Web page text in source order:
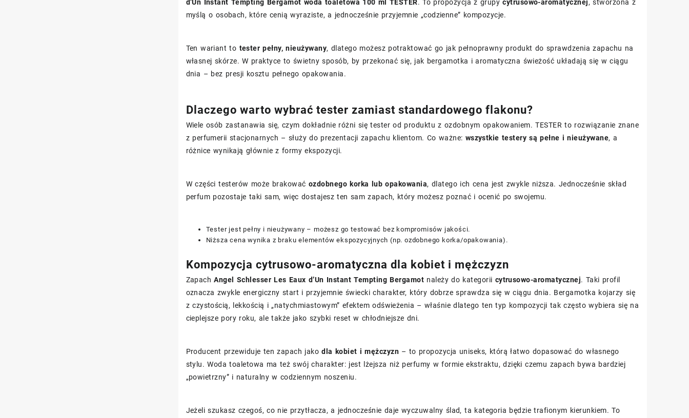
d’Un Instant Tempting Bergamot woda toaletowa 100 ml TESTER. To propozycja z grupycytrusowo-aromatycznej, stworzona z
myślą o osobach, które cenią wyraziste, a jednocześnie przyjemnie „codzienne” kompozycje.
Ten wariant to tester pełny, nieużywany, dlatego możesz potraktować go jak pełnoprawny produkt do sprawdzenia zapachu na
własnej skórze. W praktyce to świetny sposób, by przekonać się, jak bergamotka i aromatyczna świeżość układają się w ciągu
dnia – bez presji kosztu pełnego opakowania.
Dlaczego warto wybrać tester zamiast standardowego flakonu?
Wiele osób zastanawia się, czym dokładnie różni się tester od produktu z ozdobnym opakowaniem. TESTER to rozwiązanie znane
z perfumerii stacjonarnych – służy do prezentacji zapachu klientom. Co ważne: wszystkie testery są pełne i nieużywane, a
różnice wynikają głównie z formy ekspozycji.
W części testerów może brakować ozdobnego korka lub opakowania, dlatego ich cena jest zwykle niższa. Jednocześnie skład
perfum pozostaje taki sam, więc dostajesz ten sam zapach, który możesz poznać i ocenić po swojemu.
Tester jest pełny i nieużywany – możesz go testować bez kompromisów jakości.
Niższa cena wynika z braku elementów ekspozycyjnych (np. ozdobnego korka/opakowania).
Kompozycja cytrusowo-aromatyczna dla kobiet i mężczyzn
ZapachAngel Schlesser Les Eaux d’Un Instant Tempting Bergamot należy do kategorii cytrusowo-aromatycznej. Taki profil
oznacza zwykle energiczny start i przyjemnie świecki charakter, który dobrze sprawdza się w ciągu dnia. Bergamotka kojarzy się
z czystością, lekkością i „natychmiastowym” efektem odświeżenia – właśnie dlatego ten typ kompozycji tak często wybiera się na
cieplejsze pory roku, ale także jako szybki reset w chłodniejsze dni.
Producent przewiduje ten zapach jakodla kobiet i mężczyzn – to propozycja uniseks, którą łatwo dopasować do własnego
stylu. Woda toaletowa ma też swój charakter: jest lżejsza niż perfumy w formie ekstraktu, dzięki czemu zapach bywa bardziej
„powietrzny” i naturalny w codziennym noszeniu.
Jeżeli szukasz czegoś, co nie przytłacza, a jednocześnie daje wyczuwalny ślad, ta kategoria będzie trafionym kierunkiem. To